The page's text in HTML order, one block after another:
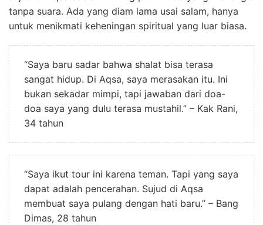
tanpa suara. Ada yang diam lama usai salam, hanya
untuk menikmati keheningan spiritual yang luar biasa.
“Saya baru sadar bahwa shalat bisa terasa
sangat hidup. Di Aqsa, saya merasakan itu. Ini
bukan sekadar mimpi, tapi jawaban dari doa-
doa saya yang dulu terasa mustahil.” – Kak Rani,
34 tahun
“Saya ikut tour ini karena teman. Tapi yang saya
dapat adalah pencerahan. Sujud di Aqsa
membuat saya pulang dengan hati baru.” – Bang
Dimas, 28 tahun